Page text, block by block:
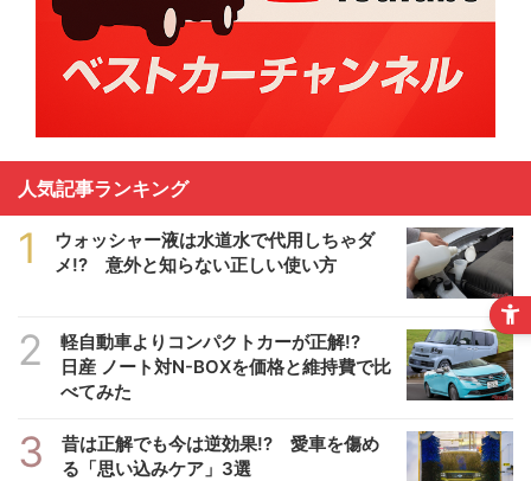
人気記事ランキング
1
ウォッシャー液は水道水で代用しちゃダ
メ!? 意外と知らない正しい使い方
2
軽自動車よりコンパクトカーが正解!?
日産 ノート対N-BOXを価格と維持費で比
べてみた
3
昔は正解でも今は逆効果!? 愛車を傷め
る「思い込みケア」3選